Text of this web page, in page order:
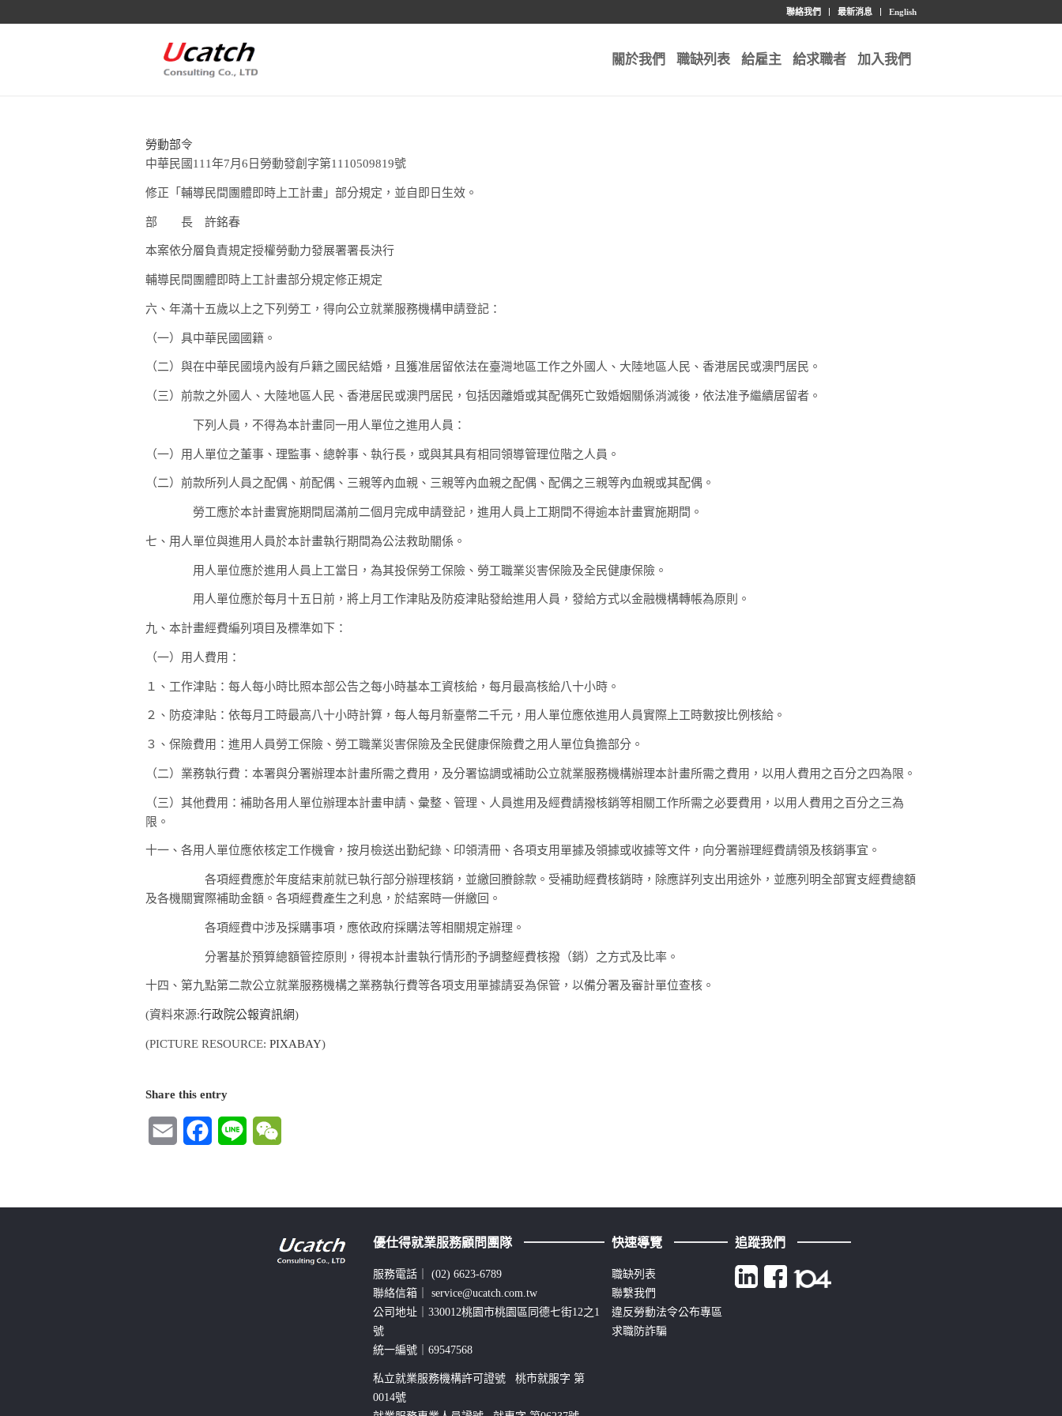
聯絡我們 最新消息 English
關於我們 職缺列表 給雇主 給求職者 加入我們
勞動部令
中華民國111年7月6日勞動發創字第1110509819號
修正「輔導民間團體即時上工計畫」部分規定，並自即日生效。
部 長 許銘春
本案依分層負責規定授權勞動力發展署署長決行
輔導民間團體即時上工計畫部分規定修正規定
六、年滿十五歲以上之下列勞工，得向公立就業服務機構申請登記：
（一）具中華民國國籍。
（二）與在中華民國境內設有戶籍之國民結婚，且獲准居留依法在臺灣地區工作之外國人、大陸地區人民、香港居民或澳門居民。
（三）前款之外國人、大陸地區人民、香港居民或澳門居民，包括因離婚或其配偶死亡致婚姻關係消滅後，依法准予繼續居留者。
下列人員，不得為本計畫同一用人單位之進用人員：
（一） 用人單位之董事、理監事、總幹事、執行長，或與其具有相同領導管理位階之人員。
（二）前款所列人員之配偶、前配偶、三親等內血親、三親等內血親之配偶、配偶之三親等內血親或其配偶。
勞工應於本計畫實施期間屆滿前二個月完成申請登記，進用人員上工期間不得逾本計畫實施期間。
七、 用人單位與進用人員於本計畫執行期間為公法救助關係。
用人單位應於進用人員上工當日，為其投保勞工保險、勞工職業災害保險及全民健康保險。
用人單位應於每月十五日前，將上月工作津貼及防疫津貼發給進用人員，發給方式以金融機構轉帳為原則。
九、本計畫經費編列項目及標準如下：
（一） 用人費用：
１、 工作津貼：每人每小時比照本部公告之每小時基本工資核給，每月最高核給八十小時。
２、 防疫津貼：依每月工時最高八十小時計算，每人每月新臺幣二千元，用人單位應依進用人員實際上工時數按比例核給。
３、保險費用：進用人員勞工保險、勞工職業災害保險及全民健康保險費之用人單位負擔部分。
（二） 業務執行費：本署與分署辦理本計畫所需之費用，及分署協調或補助公立就業服務機構辦理本計畫所需之費用，以用人費用之百分之四為限。
（三）其他費用：補助各用人單位辦理本計畫申請、彙整、管理、人員進用及經費請撥核銷等相關工作所需之必要費用，以用人費用之百分之三為
限。
十一、各用人單位應依核定工作機會，按月檢送出勤紀錄、印領清冊、各項支用單據及領據或收據等文件，向分署辦理經費請領及核銷事宜。
各項經費應於年度結束前就已執行部分辦理核銷，並繳回賸餘款。受補助經費核銷時，除應詳列支出用途外，並應列明全部實支經費總額
及各機關實際補助金額。各項經費產生之利息，於結案時一併繳回。
各項經費中涉及採購事項，應依政府採購法等相關規定辦理。
分署基於預算總額管控原則，得視本計畫執行情形酌予調整經費核撥（銷）之方式及比率。
十四、第九點第二款公立就業服務機構之業務執行費等各項支用單據請妥為保管，以備分署及審計單位查核。
(資料來源:行政院公報資訊網)
(PICTURE RESOURCE:PIXABAY)
Share this entry
Email FacebookLine
優仕得就業服務顧問團隊
服務電話｜(02) 6623-6789
聯絡信箱｜service@ucatch.com.tw
公司地址｜330012桃園市桃園區同德七街12之1
號
統一編號｜69547568
私立就業服務機構許可證號 桃市就服字 第
0014號
快速導覽
職缺列表
聯繫我們
違反勞動法令公布專區
求職防詐騙
追蹤我們